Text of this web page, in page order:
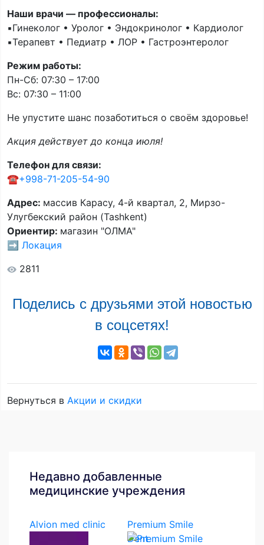
Наши врачи — профессионалы:
▪️Гинеколог • Уролог • Эндокринолог • Кардиолог
▪️Терапевт • Педиатр • ЛОР • Гастроэнтеролог
Режим работы:
Пн-Сб: 07:30 – 17:00
Вс: 07:30 – 11:00
Не упустите шанс позаботиться о своём здоровье!
Акция действует до конца июля!
Телефон для связи:
☎️+998-71-205-54-90
Адрес: массив Карасу, 4-й квартал, 2, Мирзо-
Улугбекский район (Tashkent)
Ориентир: магазин "ОЛМА"
➡️ Локация
2811
Поделись с друзьями этой новостью
в соцсетях!
Вернуться в Акции и скидки
Недавно добавленные
медицинские учреждения
Alvion med clinic
Premium Smile
Dent